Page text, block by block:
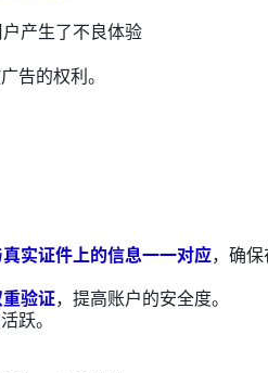
产生了不良体验
告的权利。
实证件上的信息一一对应，确
验证，提高账户的安全度。
跃。